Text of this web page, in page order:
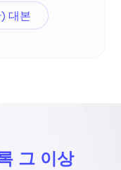
대본
그 이상